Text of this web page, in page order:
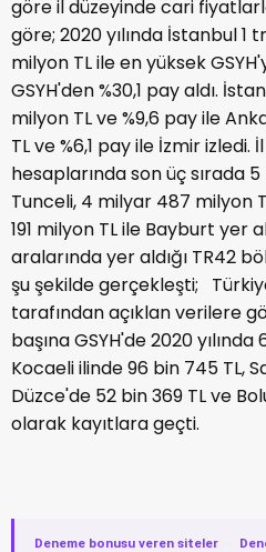
göre il düzeyinde cari
göre; 2020 yılında İstanbul 1
milyon TL ile en yüksek
GSYH'den %30,1 pay aldı.
milyon TL ve %9,6 pay ile
TL ve %6,1 pay ile İzmir izledi.
hesaplarında son üç sırada
Tunceli, 4 milyar 487 milyon
191 milyon TL ile Bayburt yer
aralarında yer aldığı TR42
şu şekilde gerçekleşti;
tarafından açıklan verilere
başına GSYH'de 2020 yılında
Kocaeli ilinde 96 bin 745 TL,
Düzce'de 52 bin 369 TL ve
olarak kayıtlara geçti.
Deneme bonusu veren siteler ·